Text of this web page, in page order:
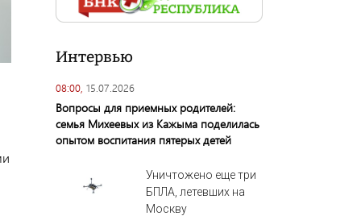
Интервью
08:00, 15.07.2026
Вопросы для приемных родителей:
семья Михеевых из Кажыма поделилась
опытом воспитания пятерых детей
Уничтожено еще три
БПЛА, летевших на
Москву